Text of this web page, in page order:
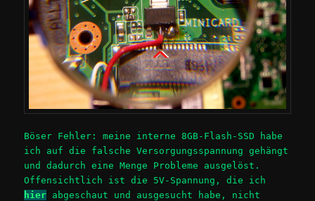
Böser Fehler: meine interne 8GB-Flash-SSD habe
ich auf die falsche Versorgungsspannung gehängt
und dadurch eine Menge Probleme ausgelöst.
Offensichtlich ist die 5V-Spannung, die ich
hier abgeschaut und ausgesucht habe, nicht